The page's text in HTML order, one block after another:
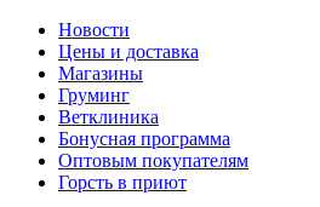
Новости
Цены и доставка
Магазины
Груминг
Ветклиника
Бонусная программа
Оптовым покупателям
Горсть в приют